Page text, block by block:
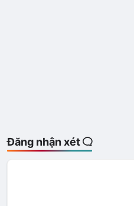
Đăng nhận xét